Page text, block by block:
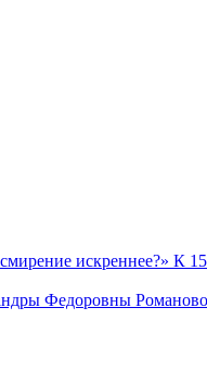
смирение искреннее?» К
Федоровны